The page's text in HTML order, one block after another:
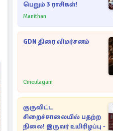
பெறும் 3 ராசிகள்!
Manithan
GDN திரை விமர்சனம்
Cineulagam
குருவிட்ட
சிறைச்சாலையில் பதற்ற
நிலை! இருவர் உயிரிழப்பு -